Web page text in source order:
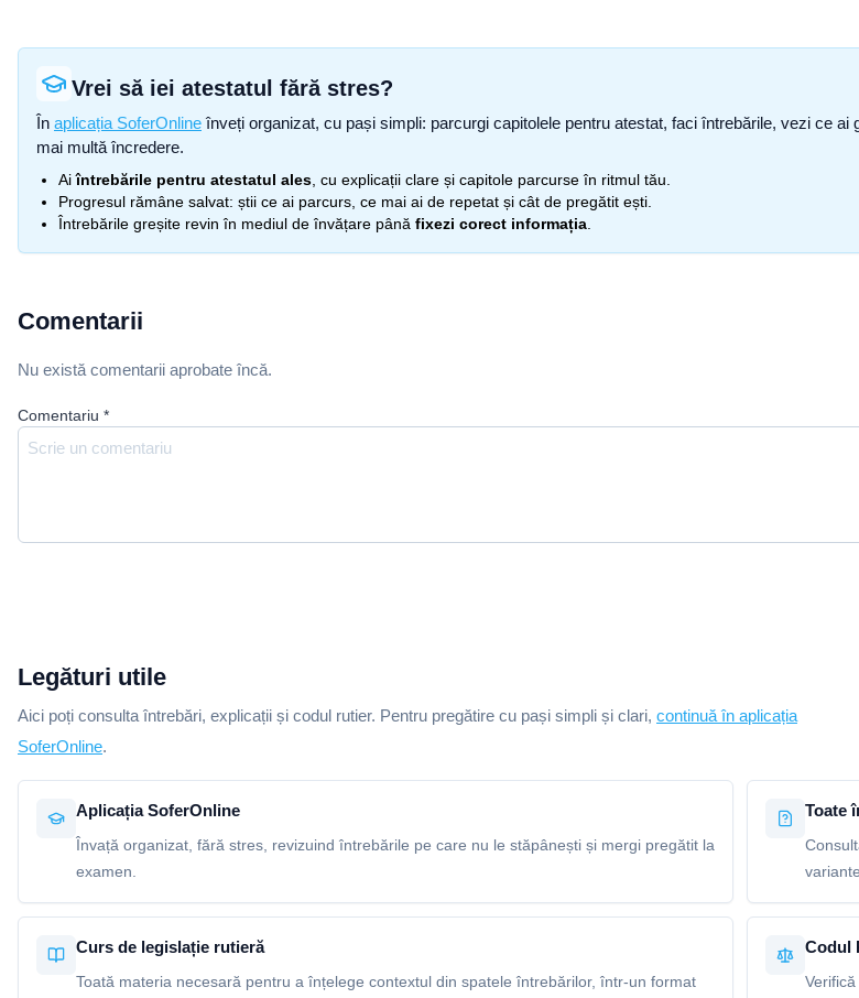
Vrei să iei atestatul fără stres?
În aplicația SoferOnline înveți organizat, cu pași simpli: parcurgi capitolele pentru atestat, faci întrebările, vezi ce
mai multă încredere.
Aiîntrebările pentru atestatul ales , cu explicații clare și capitole parcurse în ritmul tău.
Progresul rămâne salvat: știi ce ai parcurs, ce mai ai de repetat și cât de pregătit ești.
Întrebările greșite revin în mediul de învățare până fixezi corect informația
Comentarii
Nu există comentarii aprobate încă.
Comentariu *
Legături utile
Aici poți consulta întrebări, explicații și codul rutier. Pentru pregătire cu pași simpli și clari, continuă în aplicația
SoferOnline.
Aplicația SoferOnline
Învață organizat, fără stres, revizuind întrebările pe care nu le stăpânești și mergi pregătit la
examen.
Toate
Curs de legislație rutieră
Toată materia necesară pentru a înțelege contextul din spatele întrebărilor, într-un format
Codul